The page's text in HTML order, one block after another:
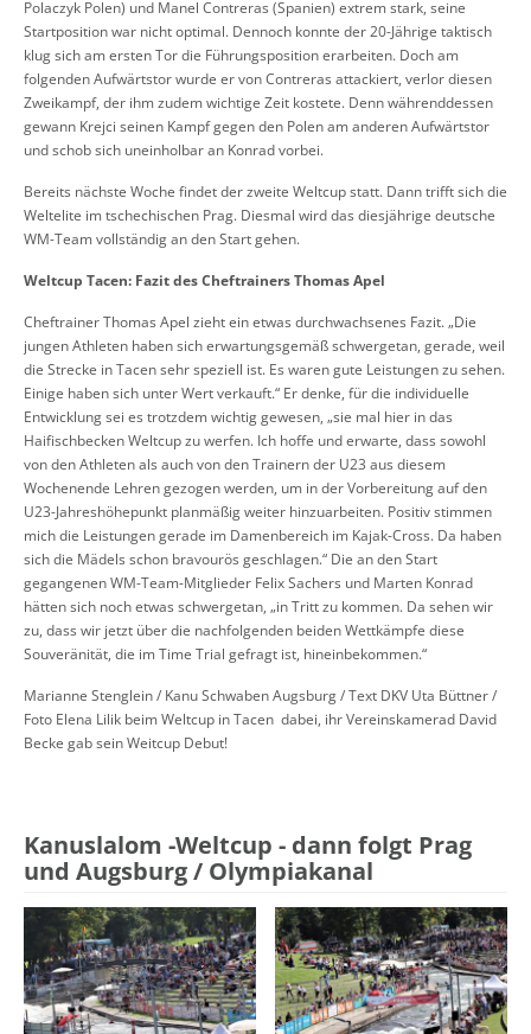
Polaczyk Polen) und Manel Contreras (Spanien) extrem stark, seine
Startposition war nicht optimal. Dennoch konnte der 20-Jährige taktisch
klug sich am ersten Tor die Führungsposition erarbeiten. Doch am
folgenden Aufwärtstor wurde er von Contreras attackiert, verlor diesen
Zweikampf, der ihm zudem wichtige Zeit kostete. Denn währenddessen
gewann Krejci seinen Kampf gegen den Polen am anderen Aufwärtstor
und schob sich uneinholbar an Konrad vorbei.
Bereits nächste Woche findet der zweite Weltcup statt. Dann trifft sich die
Weltelite im tschechischen Prag. Diesmal wird das diesjährige deutsche
WM-Team vollständig an den Start gehen.
Weltcup Tacen: Fazit des Cheftrainers Thomas Apel
Cheftrainer Thomas Apel zieht ein etwas durchwachsenes Fazit. „Die
jungen Athleten haben sich erwartungsgemäß schwergetan, gerade, weil
die Strecke in Tacen sehr speziell ist. Es waren gute Leistungen zu sehen.
Einige haben sich unter Wert verkauft.“ Er denke, für die individuelle
Entwicklung sei es trotzdem wichtig gewesen, „sie mal hier in das
Haifischbecken Weltcup zu werfen. Ich hoffe und erwarte, dass sowohl
von den Athleten als auch von den Trainern der U23 aus diesem
Wochenende Lehren gezogen werden, um in der Vorbereitung auf den
U23-Jahreshöhepunkt planmäßig weiter hinzuarbeiten. Positiv stimmen
mich die Leistungen gerade im Damenbereich im Kajak-Cross. Da haben
sich die Mädels schon bravourös geschlagen.“ Die an den Start
gegangenen WM-Team-Mitglieder Felix Sachers und Marten Konrad
hätten sich noch etwas schwergetan, „in Tritt zu kommen. Da sehen wir
zu, dass wir jetzt über die nachfolgenden beiden Wettkämpfe diese
Souveränität, die im Time Trial gefragt ist, hineinbekommen.“
Marianne Stenglein / Kanu Schwaben Augsburg / Text DKV Uta Büttner /
Foto Elena Lilik beim Weltcup in Tacen dabei, ihr Vereinskamerad David
Becke gab sein Weitcup Debut!
Kanuslalom -Weltcup - dann folgt Prag
und Augsburg / Olympiakanal